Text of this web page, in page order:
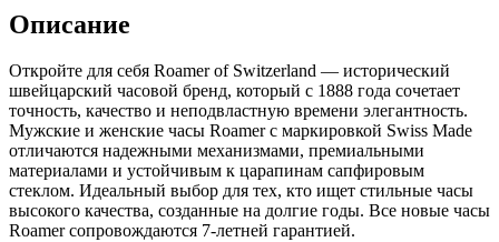
Описание
Откройте для себя Roamer of Switzerland — исторический
швейцарский часовой бренд, который с 1888 года сочетает
точность, качество и неподвластную времени элегантность.
Мужские и женские часы Roamer с маркировкой Swiss Made
отличаются надежными механизмами, премиальными
материалами и устойчивым к царапинам сапфировым
стеклом. Идеальный выбор для тех, кто ищет стильные часы
высокого качества, созданные на долгие годы. Все новые часы
Roamer сопровождаются 7-летней гарантией.